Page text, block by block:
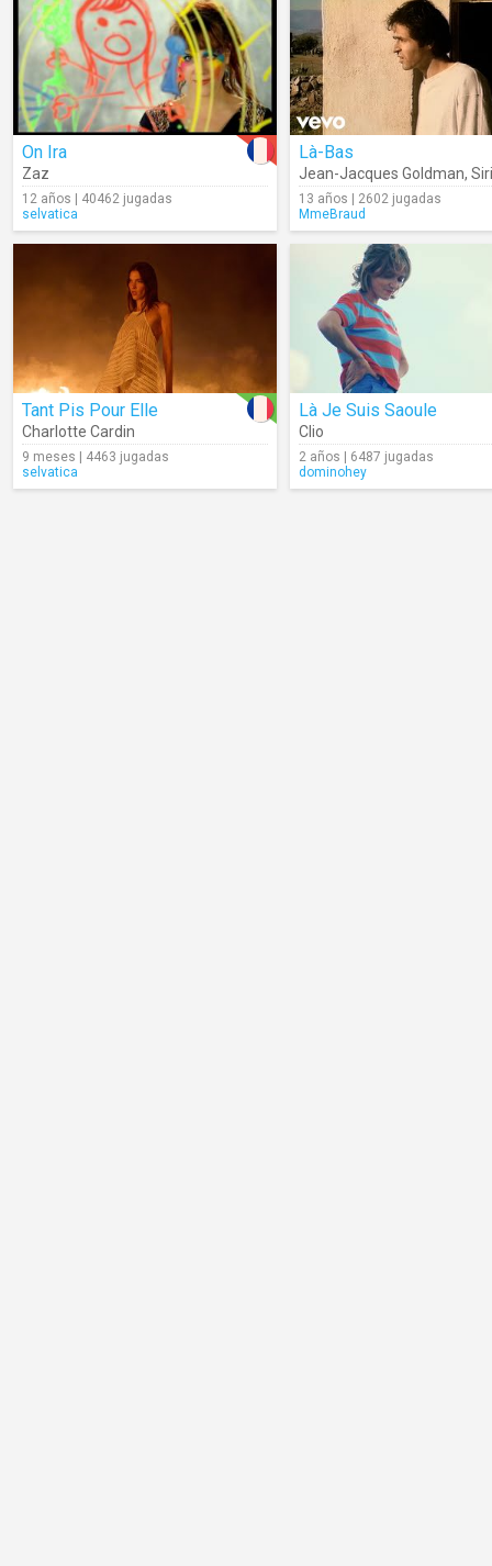
On Ira
Zaz
12 años | 40462 jugadas
selvatica
Là-Bas
Jean-Jacques Goldman,
13 años | 2602 jugadas
MmeBraud
Tant Pis Pour Elle
Charlotte Cardin
9 meses | 4463 jugadas
selvatica
Là Je Suis Saoule
Clio
2 años | 6487 jugadas
dominohey